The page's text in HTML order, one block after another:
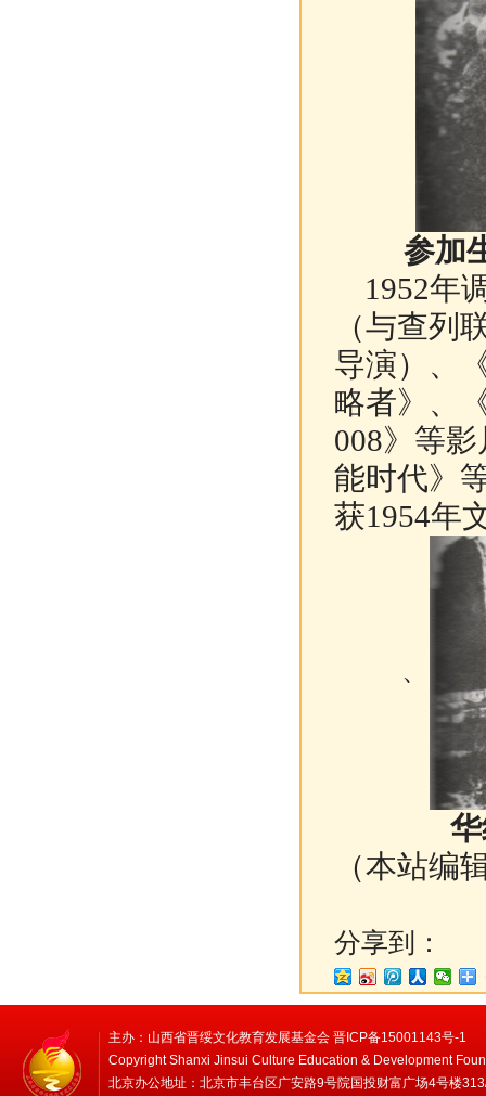
参加
1952年
（与查列
导演）、
略者》、
008》等
能时代》
获1954年
、
（本站编
分享到：
主办：山西省晋绥文化教育发展基金会 晋ICP备15001143号-1
Copyright Shanxi Jinsui Culture Education & Development
北京办公地址：北京市丰台区广安路9号院国投财富广场4号楼